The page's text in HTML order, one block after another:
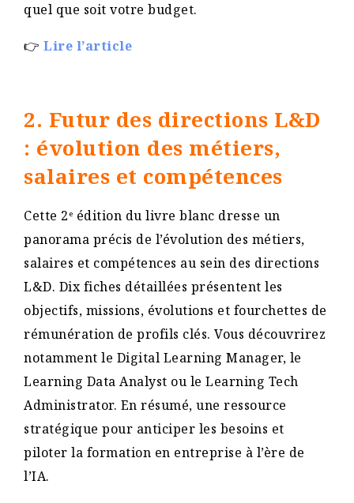
quel que soit votre budget.
👉 Lire l’article
2. Futur des directions L&D
: évolution des métiers,
salaires et compétences
Cette 2ᵉ édition du livre blanc dresse un
panorama précis de l’évolution des métiers,
salaires et compétences au sein des directions
L&D. Dix fiches détaillées présentent les
objectifs, missions, évolutions et fourchettes de
rémunération de profils clés. Vous découvrirez
notamment le Digital Learning Manager, le
Learning Data Analyst ou le Learning Tech
Administrator. En résumé, une ressource
stratégique pour anticiper les besoins et
piloter la formation en entreprise à l’ère de
l’IA.